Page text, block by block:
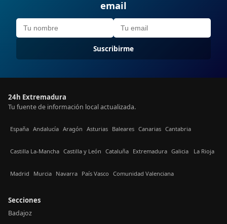
email
Suscribirme
24h Extremadura
Tu fuente de información local actualizada.
España Andalucía Aragón Asturias Baleares Canarias Cantabria
Castilla La-Mancha Castilla y León Cataluña Extremadura Galicia La Rioja
Madrid Murcia Navarra País Vasco Comunidad Valenciana
Secciones
Badajoz